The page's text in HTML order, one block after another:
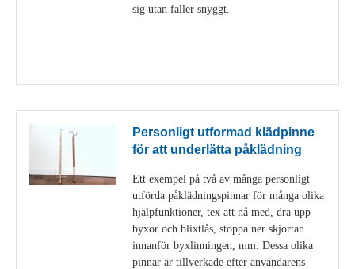
sig utan faller snyggt.
Personligt utformad klädpinne
för att underlätta påklädning
Ett exempel på två av många personligt
utförda påklädningspinnar för många olika
hjälpfunktioner, tex att nå med, dra upp
byxor och blixtlås, stoppa ner skjortan
innanför byxlinningen, mm. Dessa olika
pinnar är tillverkade efter användarens